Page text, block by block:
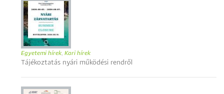
Egyetemi hírek, Kari hírek
Tájékoztatás nyári működési rendről